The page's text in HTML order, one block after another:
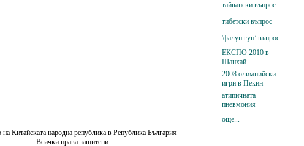
тайвански въпрос
тибетски въпрос
'фалун гун’ въпрос
ЕКСПО 2010 в
Шанхай
2008 олимпийски
игри в Пекин
атипичната
пневмония
още...
на Китайската народна република в Република България
Всички права защитени